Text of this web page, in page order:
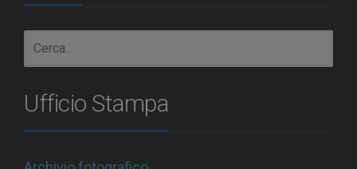
Ufficio Stampa